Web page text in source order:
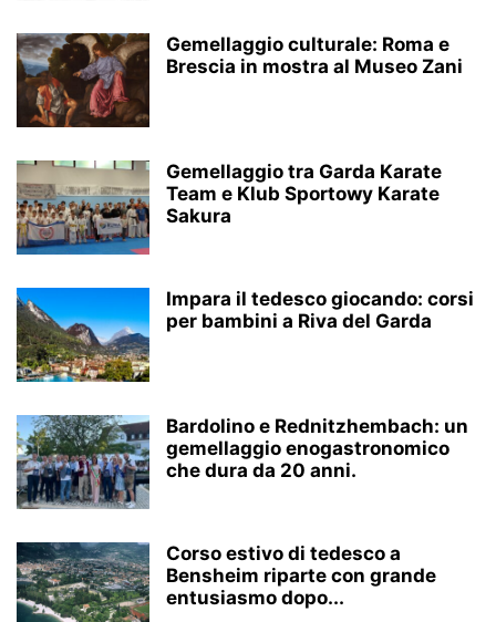
Gemellaggio culturale: Roma e
Brescia in mostra al Museo Zani
Gemellaggio tra Garda Karate
Team e Klub Sportowy Karate
Sakura
Impara il tedesco giocando: corsi
per bambini a Riva del Garda
Bardolino e Rednitzhembach: un
gemellaggio enogastronomico
che dura da 20 anni.
Corso estivo di tedesco a
Bensheim riparte con grande
entusiasmo dopo...